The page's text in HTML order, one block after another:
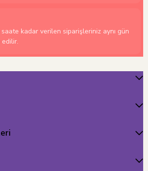
kadar verilen siparişleriniz aynı gün